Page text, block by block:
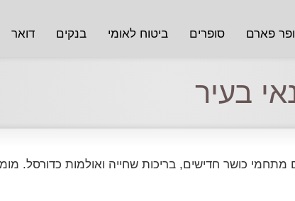
דואר בנקים ביטוח לאומי סופרים פארם
בעיר
כושר חדישים, בריכות שחייה ואולמות כדורסל.